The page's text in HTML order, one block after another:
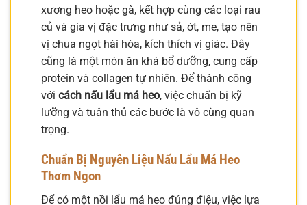
xương heo hoặc gà, kết hợp cùng các loại rau
củ và gia vị đặc trưng như sả, ớt, me, tạo nên
vị chua ngọt hài hòa, kích thích vị giác. Đây
cũng là một món ăn khá bổ dưỡng, cung cấp
protein và collagen tự nhiên. Để thành công
với cách nấu lẩu má heo, việc chuẩn bị kỹ
lưỡng và tuân thủ các bước là vô cùng quan
trọng.
Chuẩn Bị Nguyên Liệu Nấu Lẩu Má Heo
Thơm Ngon
Để có một nồi lẩu má heo đúng điệu, việc lựa